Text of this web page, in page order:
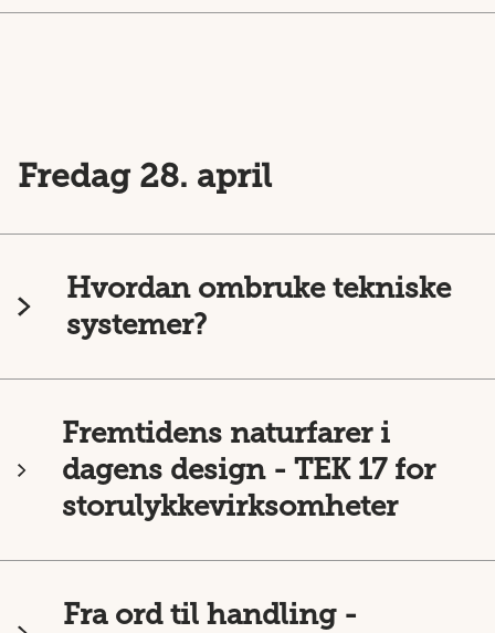
Fredag 28. april
Hvordan ombruke tekniske
systemer?
Fremtidens naturfarer i
dagens design - TEK 17 for
storulykkevirksomheter
Fra ord til handling -